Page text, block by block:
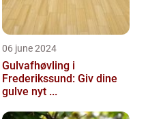
06 june 2024
Gulvafhøvling i
Frederikssund: Giv dine
gulve nyt ...